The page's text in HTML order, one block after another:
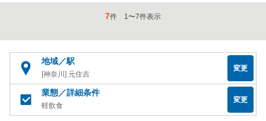
7件 1〜7件表示
地域／駅
[神奈川] 元住吉
変更
業態／詳細条件
軽飲食
変更